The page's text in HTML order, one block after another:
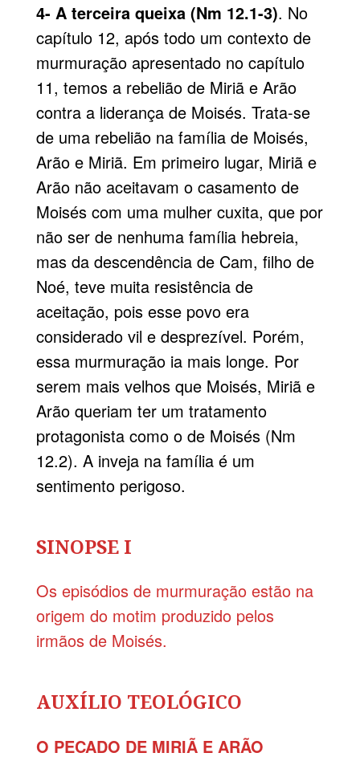
4- A terceira queixa (Nm 12.1-3). No
capítulo 12, após todo um contexto de
murmuração apresentado no capítulo
11, temos a rebelião de Miriã e Arão
contra a liderança de Moisés. Trata-se
de uma rebelião na família de Moisés,
Arãoe Miriã. Em primeiro lugar, Miriã e
Arão não aceitavam o casamento de
Moisés com uma mulher cuxita, que por
não ser de nenhuma família hebreia,
mas da descendência de Cam, filho de
Noé, teve muita resistência de
aceitação, pois esse povo era
considerado vil e desprezível. Porém,
essa murmuração ia mais longe. Por
serem mais velhos que Moisés, Miriã e
Arão queriam ter um tratamento
protagonista como o de Moisés (Nm
12.2). A inveja na família é um
sentimento perigoso.
SINOPSE I
Os episódios de murmuração estão na
origem do motim produzido pelos
irmãos de Moisés.
AUXÍLIO TEOLÓGICO
O PECADO DE MIRIÃ E ARÃO